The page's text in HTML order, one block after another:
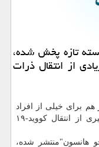
تازه پخش شده،
از انتقال ذرات
هم برای خیلی از افراد
سوال است که بهترین ماسک برای جلوگیری از انتقال کووید-۱۹
هانسون"منتشر شده،